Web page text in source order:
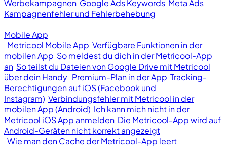
Werbekampagnen Google Ads Keywords Meta Ads
Kampagnenfehler und Fehlerbehebung
Mobile App
Metricool Mobile App Verfügbare Funktionen in der
mobilen App So meldest du dich in der Metricool-App
an So teilst du Dateien von Google Drive mit Metricool
über dein Handy Premium-Plan in der App Tracking-
Berechtigungen auf iOS (Facebook und
Instagram) Verbindungsfehler mit Metricool in der
mobilen App (Android) Ich kann mich nicht in der
Metricool iOS App anmelden Die Metricool-App wird auf
Android-Geräten nicht korrekt angezeigt
Wie man den Cache der Metricool-App leert